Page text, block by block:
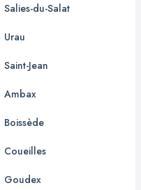
Salies-du-Salat
Urau
Saint-Jean
Ambax
Boissède
Coueilles
Goudex